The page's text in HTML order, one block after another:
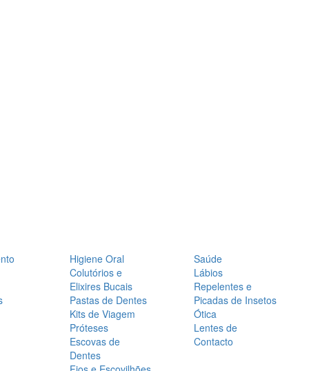
Higiene Oral
Colutórios e
Elixires Bucais
Pastas de Dentes
Kits de Viagem
Próteses
Escovas de
Dentes
Saúde
Lábios
Repelentes e
Picadas de Insetos
Ótica
Lentes de
Contacto